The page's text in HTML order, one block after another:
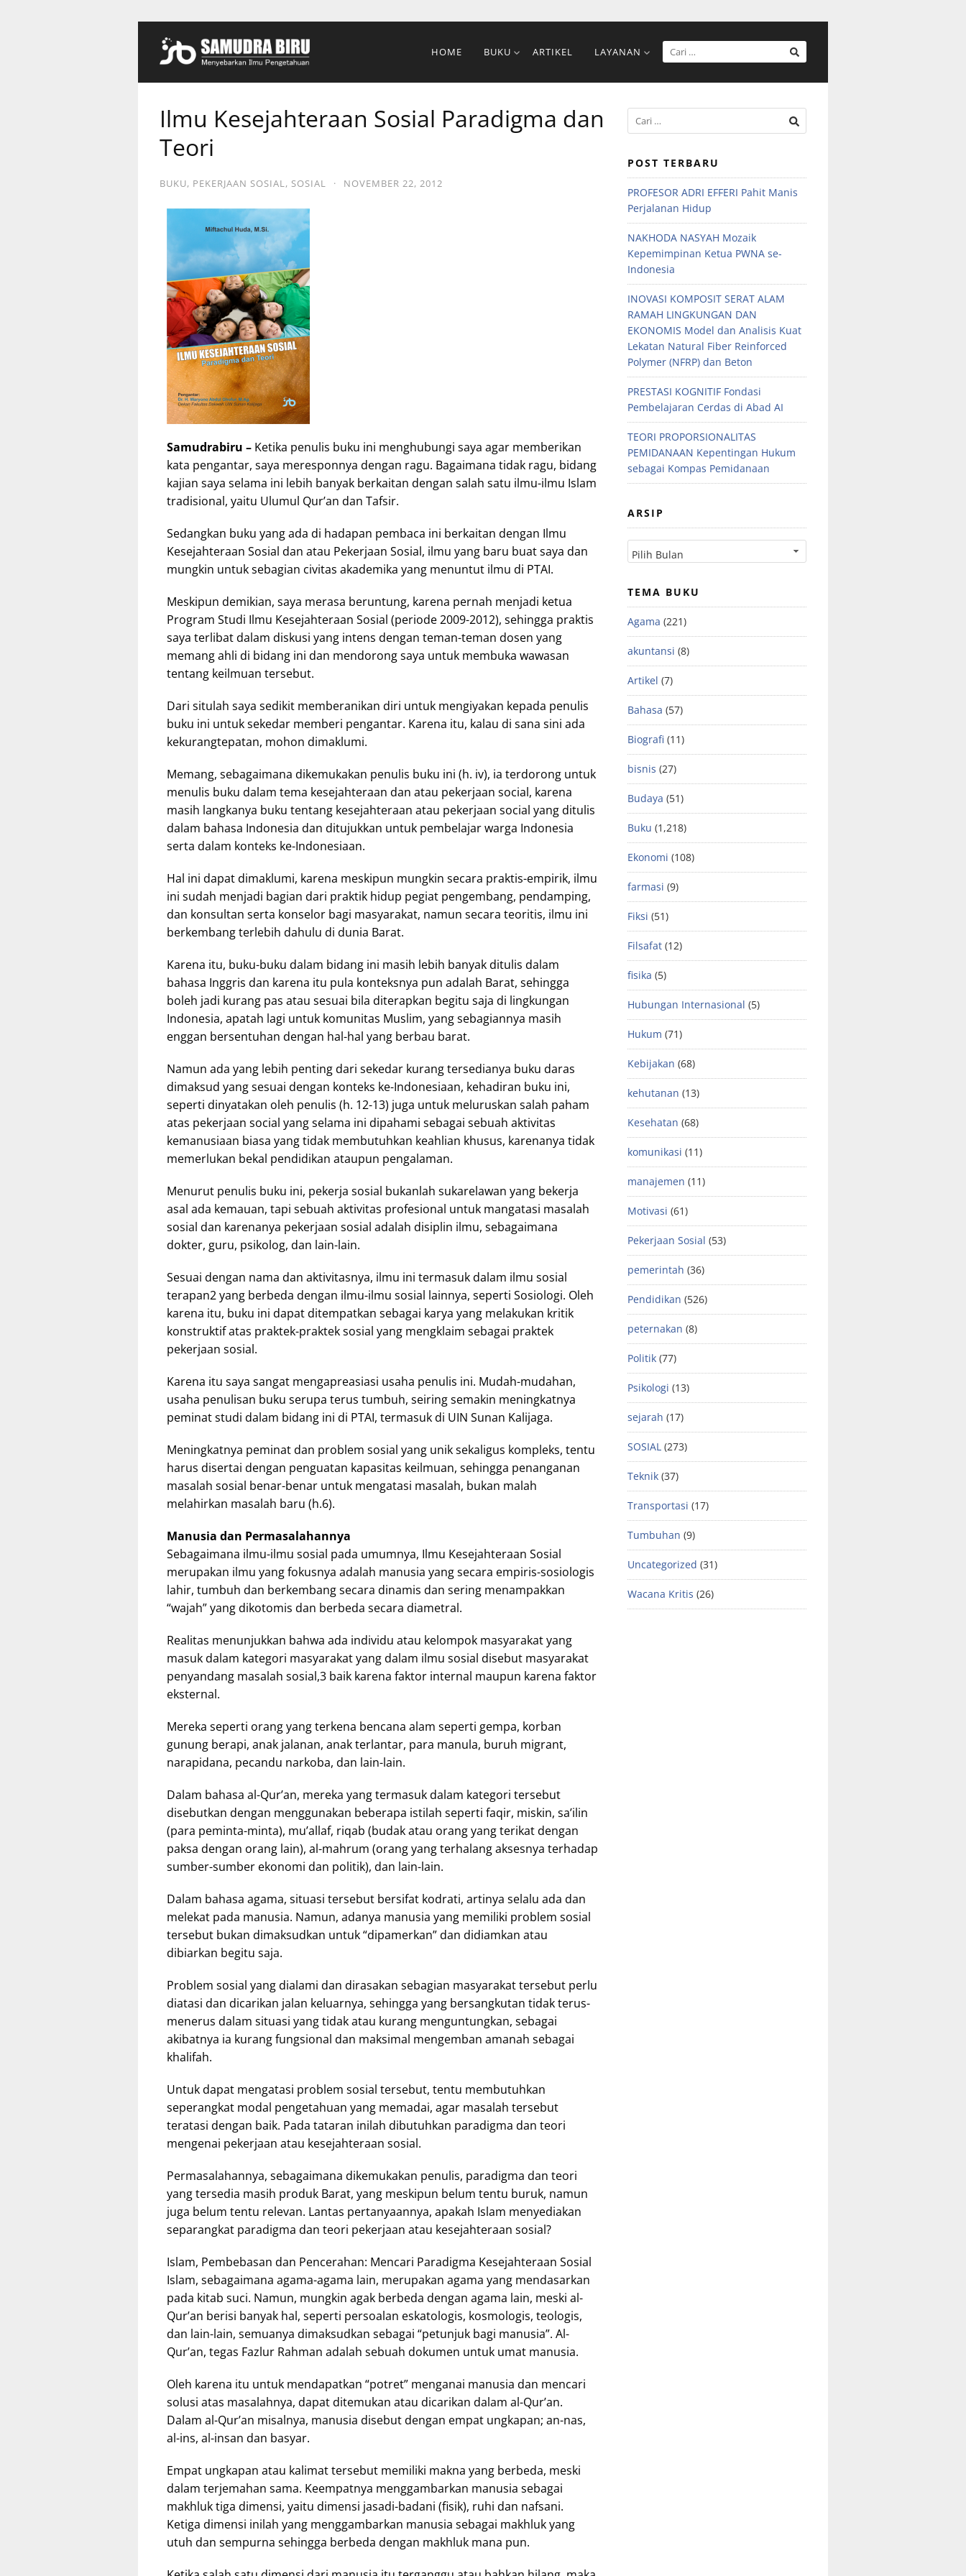
HOME BUKU ARTIKEL LAYANAN
Ilmu Kesejahteraan Sosial Paradigma dan
Teori
BUKU, PEKERJAAN SOSIAL, SOSIAL · NOVEMBER 22, 2012
Samudrabiru – Ketika penulis buku ini menghubungi saya agar memberikan
kata pengantar, saya meresponnya dengan ragu. Bagaimana tidak ragu, bidang
kajian saya selama ini lebih banyak berkaitan dengan salah satu ilmu-ilmu Islam
tradisional, yaitu Ulumul Qur’an dan Tafsir.
Sedangkan buku yang ada di hadapan pembaca ini berkaitan dengan Ilmu
Kesejahteraan Sosial dan atau Pekerjaan Sosial, ilmu yang baru buat saya dan
mungkin untuk sebagian civitas akademika yang menuntut ilmu di PTAI.
Meskipun demikian, saya merasa beruntung, karena pernah menjadi ketua
Program Studi Ilmu Kesejahteraan Sosial (periode 2009-2012), sehingga praktis
saya terlibat dalam diskusi yang intens dengan teman-teman dosen yang
memang ahli di bidang ini dan mendorong saya untuk membuka wawasan
tentang keilmuan tersebut.
Dari situlah saya sedikit memberanikan diri untuk mengiyakan kepada penulis
buku ini untuk sekedar memberi pengantar. Karena itu, kalau di sana sini ada
kekurangtepatan, mohon dimaklumi.
Memang, sebagaimana dikemukakan penulis buku ini (h. iv), ia terdorong untuk
menulis buku dalam tema kesejahteraan dan atau pekerjaan social, karena
masih langkanya buku tentang kesejahteraan atau pekerjaan social yang ditulis
dalam bahasa Indonesia dan ditujukkan untuk pembelajar warga Indonesia
serta dalam konteks ke-Indonesiaan.
Hal ini dapat dimaklumi, karena meskipun mungkin secara praktis-empirik, ilmu
ini sudah menjadi bagian dari praktik hidup pegiat pengembang, pendamping,
dan konsultan serta konselor bagi masyarakat, namun secara teoritis, ilmu ini
berkembang terlebih dahulu di dunia Barat.
Karena itu, buku-buku dalam bidang ini masih lebih banyak ditulis dalam
bahasa Inggris dan karena itu pula konteksnya pun adalah Barat, sehingga
boleh jadi kurang pas atau sesuai bila diterapkan begitu saja di lingkungan
Indonesia, apatah lagi untuk komunitas Muslim, yang sebagiannya masih
enggan bersentuhan dengan hal-hal yang berbau barat.
Namun ada yang lebih penting dari sekedar kurang tersedianya buku daras
dimaksud yang sesuai dengan konteks ke-Indonesiaan, kehadiran buku ini,
seperti dinyatakan oleh penulis (h. 12-13) juga untuk meluruskan salah paham
atas pekerjaan social yang selama ini dipahami sebagai sebuah aktivitas
kemanusiaan biasa yang tidak membutuhkan keahlian khusus, karenanya tidak
memerlukan bekal pendidikan ataupun pengalaman.
Menurut penulis buku ini, pekerja sosial bukanlah sukarelawan yang bekerja
asal ada kemauan, tapi sebuah aktivitas profesional untuk mangatasi masalah
sosial dan karenanya pekerjaan sosial adalah disiplin ilmu, sebagaimana
dokter, guru, psikolog, dan lain-lain.
Sesuai dengan nama dan aktivitasnya, ilmu ini termasuk dalam ilmu sosial
terapan2 yang berbeda dengan ilmu-ilmu sosial lainnya, seperti Sosiologi. Oleh
karena itu, buku ini dapat ditempatkan sebagai karya yang melakukan kritik
konstruktif atas praktek-praktek sosial yang mengklaim sebagai praktek
pekerjaan sosial.
Karena itu saya sangat mengapreasiasi usaha penulis ini. Mudah-mudahan,
usaha penulisan buku serupa terus tumbuh, seiring semakin meningkatnya
peminat studi dalam bidang ini di PTAI, termasuk di UIN Sunan Kalijaga.
Meningkatnya peminat dan problem sosial yang unik sekaligus kompleks, tentu
harus disertai dengan penguatan kapasitas keilmuan, sehingga penanganan
masalah sosial benar-benar untuk mengatasi masalah, bukan malah
melahirkan masalah baru (h.6).
Manusia dan Permasalahannya
Sebagaimana ilmu-ilmu sosial pada umumnya, Ilmu Kesejahteraan Sosial
merupakan ilmu yang fokusnya adalah manusia yang secara empiris-sosiologis
lahir, tumbuh dan berkembang secara dinamis dan sering menampakkan
“wajah” yang dikotomis dan berbeda secara diametral.
Realitas menunjukkan bahwa ada individu atau kelompok masyarakat yang
masuk dalam kategori masyarakat yang dalam ilmu sosial disebut masyarakat
penyandang masalah sosial,3 baik karena faktor internal maupun karena faktor
eksternal.
Mereka seperti orang yang terkena bencana alam seperti gempa, korban
gunung berapi, anak jalanan, anak terlantar, para manula, buruh migrant,
narapidana, pecandu narkoba, dan lain-lain.
Dalam bahasa al-Qur’an, mereka yang termasuk dalam kategori tersebut
disebutkan dengan menggunakan beberapa istilah seperti faqir, miskin, sa’ilin
(para peminta-minta), mu’allaf, riqab (budak atau orang yang terikat dengan
paksa dengan orang lain), al-mahrum (orang yang terhalang aksesnya terhadap
sumber-sumber ekonomi dan politik), dan lain-lain.
Dalam bahasa agama, situasi tersebut bersifat kodrati, artinya selalu ada dan
melekat pada manusia. Namun, adanya manusia yang memiliki problem sosial
tersebut bukan dimaksudkan untuk “dipamerkan” dan didiamkan atau
dibiarkan begitu saja.
Problem sosial yang dialami dan dirasakan sebagian masyarakat tersebut perlu
diatasi dan dicarikan jalan keluarnya, sehingga yang bersangkutan tidak terus-
menerus dalam situasi yang tidak atau kurang menguntungkan, sebagai
akibatnya ia kurang fungsional dan maksimal mengemban amanah sebagai
khalifah.
Untuk dapat mengatasi problem sosial tersebut, tentu membutuhkan
seperangkat modal pengetahuan yang memadai, agar masalah tersebut
teratasi dengan baik. Pada tataran inilah dibutuhkan paradigma dan teori
mengenai pekerjaan atau kesejahteraan sosial.
Permasalahannya, sebagaimana dikemukakan penulis, paradigma dan teori
yang tersedia masih produk Barat, yang meskipun belum tentu buruk, namun
juga belum tentu relevan. Lantas pertanyaannya, apakah Islam menyediakan
separangkat paradigma dan teori pekerjaan atau kesejahteraan sosial?
Islam, Pembebasan dan Pencerahan: Mencari Paradigma Kesejahteraan Sosial
Islam, sebagaimana agama-agama lain, merupakan agama yang mendasarkan
pada kitab suci. Namun, mungkin agak berbeda dengan agama lain, meski al-
Qur’an berisi banyak hal, seperti persoalan eskatologis, kosmologis, teologis,
dan lain-lain, semuanya dimaksudkan sebagai “petunjuk bagi manusia”. Al-
Qur’an, tegas Fazlur Rahman adalah sebuah dokumen untuk umat manusia.
Oleh karena itu untuk mendapatkan “potret” menganai manusia dan mencari
solusi atas masalahnya, dapat ditemukan atau dicarikan dalam al-Qur’an.
Dalam al-Qur’an misalnya, manusia disebut dengan empat ungkapan; an-nas,
al-ins, al-insan dan basyar.
Empat ungkapan atau kalimat tersebut memiliki makna yang berbeda, meski
dalam terjemahan sama. Keempatnya menggambarkan manusia sebagai
makhluk tiga dimensi, yaitu dimensi jasadi-badani (fisik), ruhi dan nafsani.
Ketiga dimensi inilah yang menggambarkan manusia sebagai makhluk yang
utuh dan sempurna sehingga berbeda dengan makhluk mana pun.
POST TERBARU
PROFESOR ADRI EFFERI Pahit Manis
Perjalanan Hidup
NAKHODA NASYAH Mozaik
Kepemimpinan Ketua PWNA se-
Indonesia
INOVASI KOMPOSIT SERAT ALAM
RAMAH LINGKUNGAN DAN
EKONOMIS Model dan Analisis Kuat
Lekatan Natural Fiber Reinforced
Polymer (NFRP) dan Beton
PRESTASI KOGNITIF Fondasi
Pembelajaran Cerdas di Abad AI
TEORI PROPORSIONALITAS
PEMIDANAAN Kepentingan Hukum
sebagai Kompas Pemidanaan
ARSIP
TEMA BUKU
Agama (221)
akuntansi (8)
Artikel (7)
Bahasa (57)
Biografi (11)
bisnis (27)
Budaya (51)
Buku (1,218)
Ekonomi (108)
farmasi (9)
Fiksi (51)
Filsafat (12)
fisika (5)
Hubungan Internasional (5)
Hukum (71)
Kebijakan (68)
kehutanan (13)
Kesehatan (68)
komunikasi (11)
manajemen (11)
Motivasi (61)
Pekerjaan Sosial (53)
pemerintah (36)
Pendidikan (526)
peternakan (8)
Politik (77)
Psikologi (13)
sejarah (17)
SOSIAL (273)
Teknik (37)
Transportasi (17)
Tumbuhan (9)
Uncategorized (31)
Wacana Kritis (26)